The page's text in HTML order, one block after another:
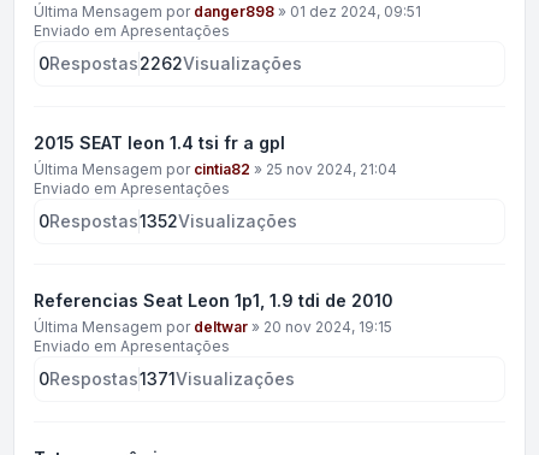
Última Mensagem por danger898 » 01 dez 2024, 09:51
Enviado em Apresentações
0Respostas2262Visualizações
2015 SEAT leon 1.4 tsi fr a gpl
Última Mensagem por cintia82 » 25 nov 2024, 21:04
Enviado em Apresentações
0Respostas1352Visualizações
Referencias Seat Leon 1p1, 1.9 tdi de 2010
Última Mensagem por deltwar » 20 nov 2024, 19:15
Enviado em Apresentações
0Respostas1371Visualizações